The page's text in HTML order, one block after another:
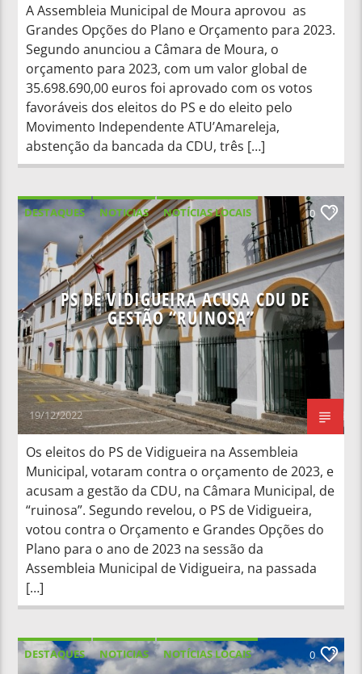
A Assembleia Municipal de Moura aprovou as
Grandes Opções do Plano e Orçamento para 2023.
Segundo anunciou a Câmara de Moura, o
orçamento para 2023, com um valor global de
35.698.690,00 euros foi aprovado com os votos
favoráveis dos eleitos do PS e do eleito pelo
Movimento Independente ATU’Amareleja,
abstenção da bancada da CDU, três […]
DESTAQUES NOTICIAS
NOTÍCIAS LOCAIS
NOTÍCIAS NACIONAIS
0
PS DE VIDIGUEIRA ACUSA CDU DE
GESTÃO “RUINOSA”
19/12/2022
Os eleitos do PS de Vidigueira na Assembleia
Municipal, votaram contra o orçamento de 2023, e
acusam a gestão da CDU, na Câmara Municipal, de
“ruinosa”. Segundo revelou, o PS de Vidigueira,
votou contra o Orçamento e Grandes Opções do
Plano para o ano de 2023 na sessão da
Assembleia Municipal de Vidigueira, na passada
[…]
DESTAQUES NOTICIAS
NOTÍCIAS LOCAIS
0